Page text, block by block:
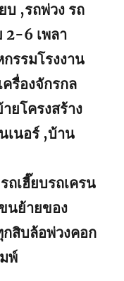
บ ,รถพ่วง รถ
2-6 เพลา
รรมโรงงาน
ครื่องจักรกล
ยโครงสร้าง
เนอร์ ,บ้าน
ถเฮี๊ยบรถเครน
นย้ายของ
สิบล้อพ่วงคอก
พ์